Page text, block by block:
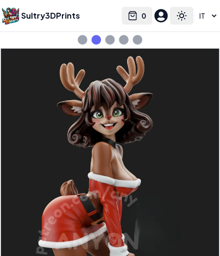
Sultry3DPrints 0
Cart Toggle
Select language